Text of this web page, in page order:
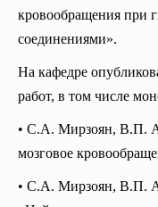
кровообращения при
соединениями».
На кафедре
работ, в том числе
• С.А. Мирзоян, В.П.
мозговое
• С.А. Мирзоян, В.П.